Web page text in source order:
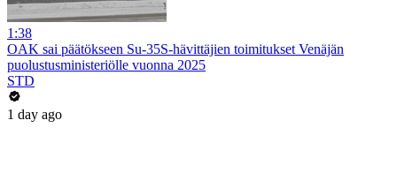
1:38
OAK sai päätökseen Su-35S-hävittäjien toimitukset Venäjän
puolustusministeriölle vuonna 2025
STD
1 day ago